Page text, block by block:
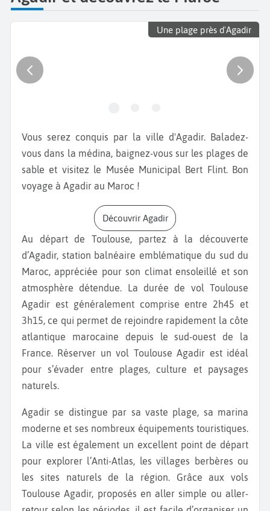
Une plage près d'Agadir
Vous serez conquis par la ville d'Agadir. Baladez-
vous dans la médina, baignez-vous sur les plages de
sable et visitez le Musée Municipal Bert Flint. Bon
voyage à Agadir au Maroc !
Découvrir Agadir
Au départ de Toulouse, partez à la découverte
d’Agadir, station balnéaire emblématique du sud du
Maroc, appréciée pour son climat ensoleillé et son
atmosphère détendue. La durée de vol Toulouse
Agadir est généralement comprise entre 2h45 et
3h15, ce qui permet de rejoindre rapidement la côte
atlantique marocaine depuis le sud-ouest de la
France. Réserver un vol Toulouse Agadir est idéal
pour s’évader entre plages, culture et paysages
naturels.
Agadir se distingue par sa vaste plage, sa marina
moderne et ses nombreux équipements touristiques.
La ville est également un excellent point de départ
pour explorer l’Anti-Atlas, les villages berbères ou
les sites naturels de la région. Grâce aux vols
Toulouse Agadir, proposés en aller simple ou aller-